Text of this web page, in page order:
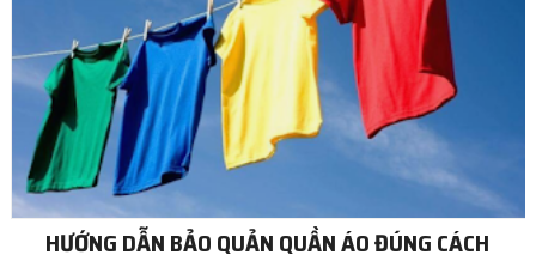
HƯỚNG DẪN BẢO QUẢN QUẦN ÁO ĐÚNG CÁCH